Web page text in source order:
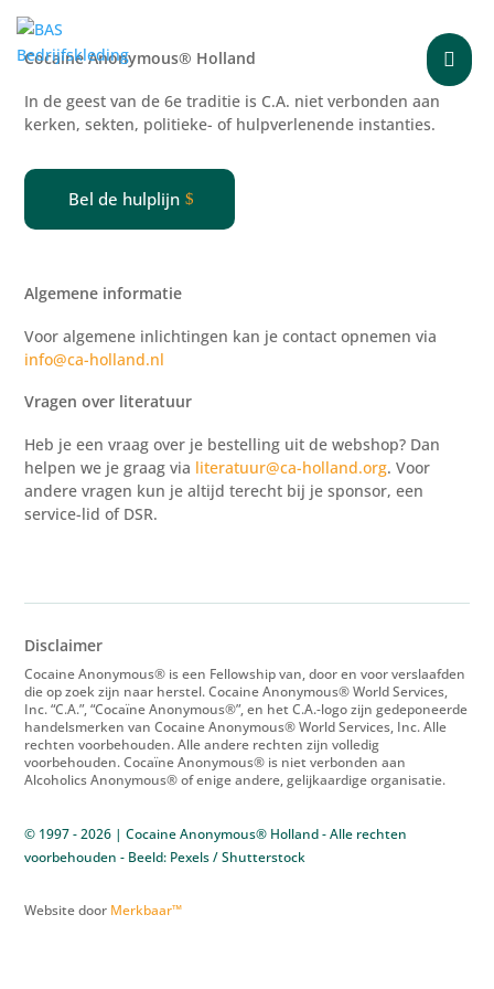

Cocaine Anonymous® Holland
In de geest van de 6e traditie is C.A. niet verbonden aan
kerken, sekten, politieke- of hulpverlenende instanties.
Bel de hulplijn
Algemene informatie
Voor algemene inlichtingen kan je contact opnemen via
info@ca-holland.nl
Vragen over literatuur
Heb je een vraag over je bestelling uit de webshop? Dan
helpen we je graag via literatuur@ca-holland.org. Voor
andere vragen kun je altijd terecht bij je sponsor, een
service-lid of DSR.
Disclaimer
Cocaine Anonymous® is een Fellowship van, door en voor verslaafden
die op zoek zijn naar herstel. Cocaine Anonymous® World Services,
Inc. “C.A.”, “Cocaïne Anonymous®”, en het C.A.-logo zijn gedeponeerde
handelsmerken van Cocaine Anonymous® World Services, Inc. Alle
rechten voorbehouden. Alle andere rechten zijn volledig
voorbehouden. Cocaïne Anonymous® is niet verbonden aan
Alcoholics Anonymous® of enige andere, gelijkaardige organisatie.
© 1997 - 2026 | Cocaine Anonymous® Holland - Alle rechten
voorbehouden - Beeld: Pexels / Shutterstock
Website door Merkbaar™